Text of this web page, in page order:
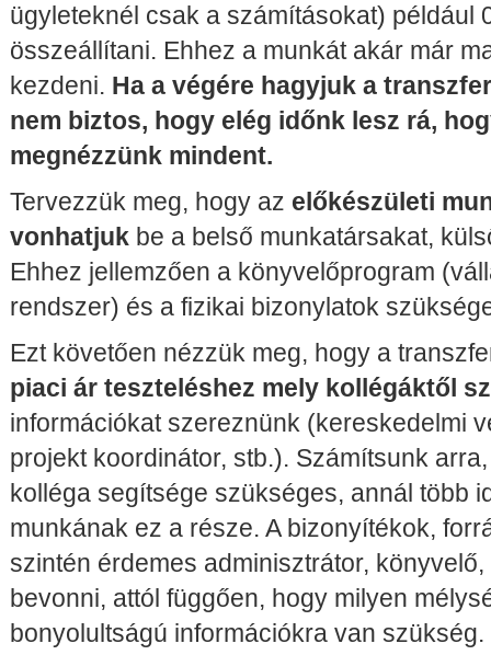
ügyleteknél csak a számításokat) például
összeállítani. Ehhez a munkát akár már
kezdeni. Ha a végére hagyjuk a
nem biztos, hogy elég időnk lesz rá,
megnézzünk mindent.
Tervezzük meg, hogy az előkészületi
vonhatjuk be a belső munkatársakat,
Ehhez jellemzően a könyvelőprogram
rendszer) és a fizikai bizonylatok
Ezt követően nézzük meg, hogy a
piaci ár teszteléshez mely kollégáktől
információkat szereznünk (kereskedelmi
projekt koordinátor, stb.). Számítsunk
kolléga segítsége szükséges, annál több
munkának ez a része. A bizonyítékok,
szintén érdemes adminisztrátor,
bevonni, attól függően, hogy milyen
bonyolultságú információkra van szükség.